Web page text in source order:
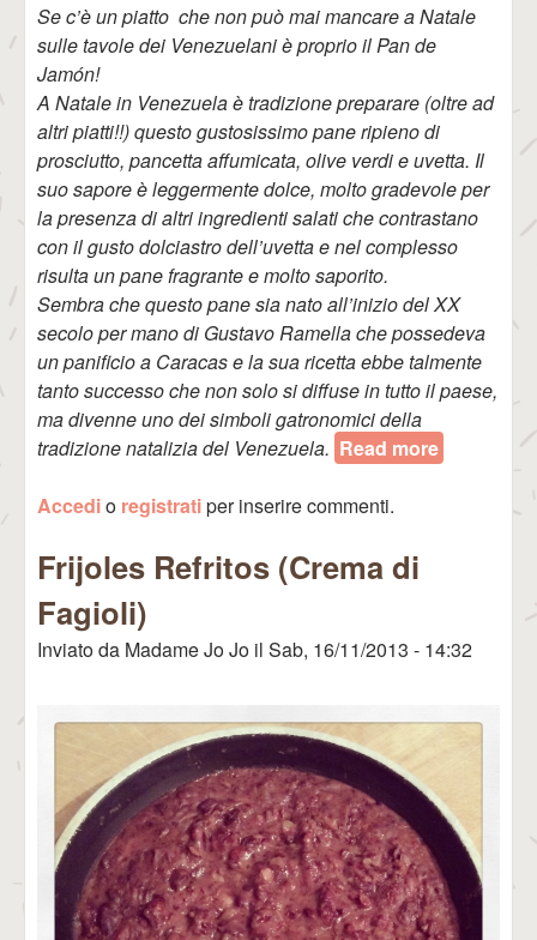
Se c’è un piatto che non può mai mancare a Natale
sulle tavole dei Venezuelani è proprio il Pan de
Jamón!
A Natale in Venezuela è tradizione preparare (oltre ad
altri piatti!!) questo gustosissimo pane ripieno di
prosciutto, pancetta affumicata, olive verdi e uvetta. Il
suo sapore è leggermente dolce, molto gradevole per
la presenza di altri ingredienti salati che contrastano
con il gusto dolciastro dell’uvetta e nel complesso
risulta un pane fragrante e molto saporito.
Sembra che questo pane sia nato all’inizio del XX
secolo per mano di Gustavo Ramella che possedeva
un panificio a Caracas e la sua ricetta ebbe talmente
tanto successo che non solo si diffuse in tutto il paese,
ma divenne uno dei simboli gatronomici della
tradizione natalizia del Venezuela. Read more
Accedio registratiper inserire commenti.
Frijoles Refritos (Crema di
Fagioli)
Inviato da Madame Jo Jo il Sab, 16/11/2013 - 14:32